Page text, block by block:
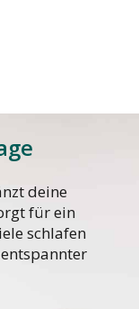
deine
für ein
schlafen